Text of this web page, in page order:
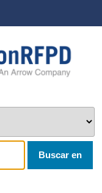
Buscar en